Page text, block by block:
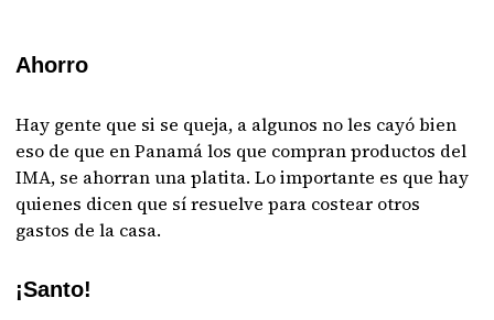
Ahorro
Hay gente que si se queja, a algunos no les cayó bien
eso de que en Panamá los que compran productos del
IMA, se ahorran una platita. Lo importante es que hay
quienes dicen que sí resuelve para costear otros
gastos de la casa.
¡Santo!